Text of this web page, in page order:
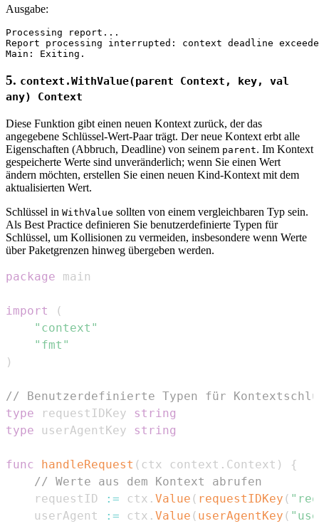
Ausgabe:
Processing report...
Report processing interrupted: context deadline
5. context.WithValue(parent Context, key, val
any) Context
Diese Funktion gibt einen neuen Kontext zurück, der das
angegebene Schlüssel-Wert-Paar trägt. Der neue Kontext erbt alle
Eigenschaften (Abbruch, Deadline) von seinem parent. Im Kontext
gespeicherte Werte sind unveränderlich; wenn Sie einen Wert
ändern möchten, erstellen Sie einen neuen Kind-Kontext mit dem
aktualisierten Wert.
Schlüssel in WithValue sollten von einem vergleichbaren Typ sein.
Als Best Practice definieren Sie benutzerdefinierte Typen für
Schlüssel, um Kollisionen zu vermeiden, insbesondere wenn Werte
über Paketgrenzen hinweg übergeben werden.
package
import
(
"context"
"fmt"
)
// Benutzerdefinierte Typen für
type requestIDKey string
type userAgentKey string
func handleRequest ( ctx context . Context )
{
// Werte aus dem Kontext abrufen
	requestID
:= ctx . Value ( requestIDKey (
	userAgent
:= ctx . Value ( userAgentKey (